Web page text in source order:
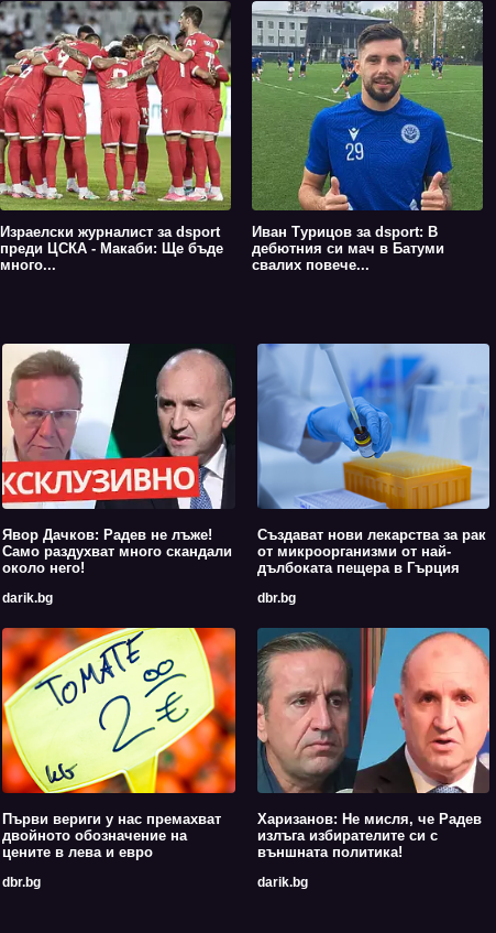
Израелски журналист за dsport
преди ЦСКА - Макаби: Ще бъде
много...
Иван Турицов за dsport: В
дебютния си мач в Батуми
свалих повече...
Явор Дачков: Радев не лъже!
Само раздухват много скандали
около него!
darik.bg
Създават нови лекарства за рак
от микроорганизми от най-
дълбоката пещера в Гърция
dbr.bg
Първи вериги у нас премахват
двойното обозначение на
цените в лева и евро
dbr.bg
Харизанов: Не мисля, че Радев
излъга избирателите си с
външната политика!
darik.bg